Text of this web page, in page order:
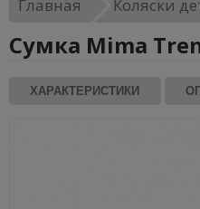
Главная Коляски
Сумка Mima
ХАРАКТЕРИСТИКИ